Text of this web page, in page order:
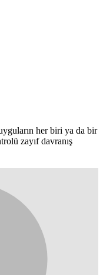
her biri ya da bir
zayıf davranış